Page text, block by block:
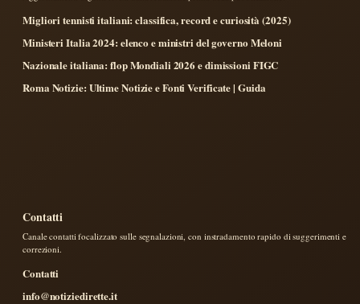
Migliori tennisti italiani: classifica, record e curiosità (2025)
Ministeri Italia 2024: elenco e ministri del governo Meloni
Nazionale italiana: flop Mondiali 2026 e dimissioni FIGC
Roma Notizie: Ultime Notizie e Fonti Verificate | Guida
Contatti
Canale contatti focalizzato sulle segnalazioni, con instradamento rapido di suggerimenti e
correzioni.
Contatti
info@notiziedirette.it